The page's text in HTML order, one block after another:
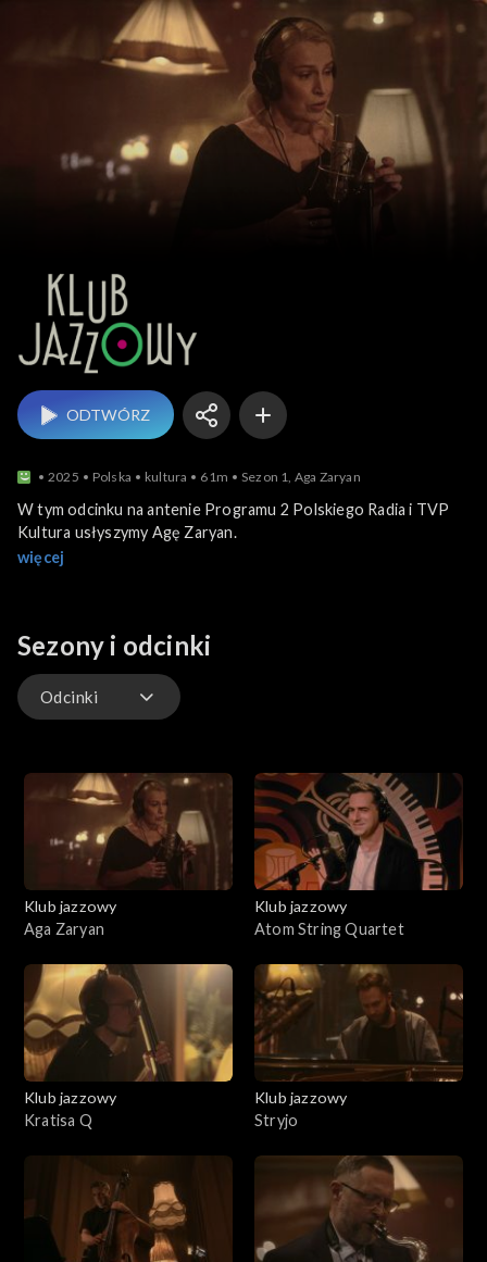
Klub jazzowy
ODTWÓRZ
2025 Polska kultura 61m Sezon 1, Aga Zaryan
W tym odcinku na antenie Programu 2 Polskiego Radia i TVP
Kultura usłyszymy Agę Zaryan.
więcej
Sezony i odcinki
Odcinki
Klub jazzowy
Aga Zaryan
Klub jazzowy
Atom String Quartet
Klub jazzowy
Kratisa Q
Klub jazzowy
Stryjo